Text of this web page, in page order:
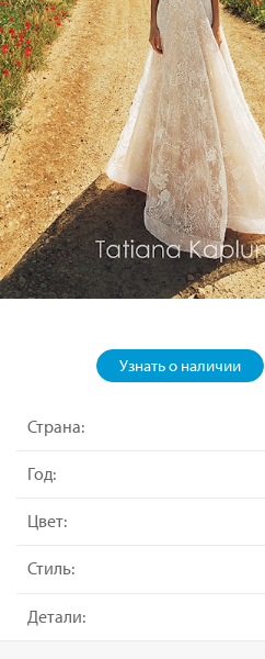
Узнать о наличии
Страна:
Год:
Цвет:
Стиль:
Детали: